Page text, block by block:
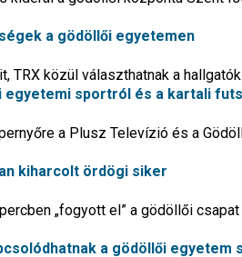
a gödöllői egyetemen
TRX közül választhatnak a
egyetemi sportról és a kartali
a Plusz Televízió és a
kiharcolt ördögi siker
„fogyott el” a gödöllői
a gödöllői egyetem